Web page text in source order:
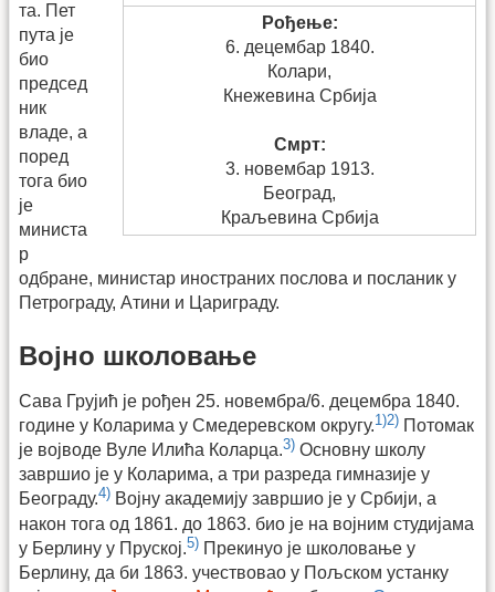
Рођење:
6. децембар 1840.
Колари,
Кнежевина Србија
Смрт:
3. новембар 1913.
Београд,
Краљевина Србија
та. Пет
пута је
био
председ
ник
владе, а
поред
тога био
је
министа
р
одбране, министар иностраних послова и посланик у
Петрограду, Атини и Цариграду.
Војно школовање
Сава Грујић је рођен 25. новембра/6. децембра 1840.
године у Коларима у Смедеревском округу.1)2) Потомак
је војводе Вуле Илића Коларца.3) Основну школу
завршио је у Коларима, а три разреда гимназије у
Београду.4) Војну академију завршио је у Србији, а
након тога од 1861. до 1863. био је на војним студијама
у Берлину у Пруској.5) Прекинуо је школовање у
Берлину, да би 1863. учествовао у Пољском устанку